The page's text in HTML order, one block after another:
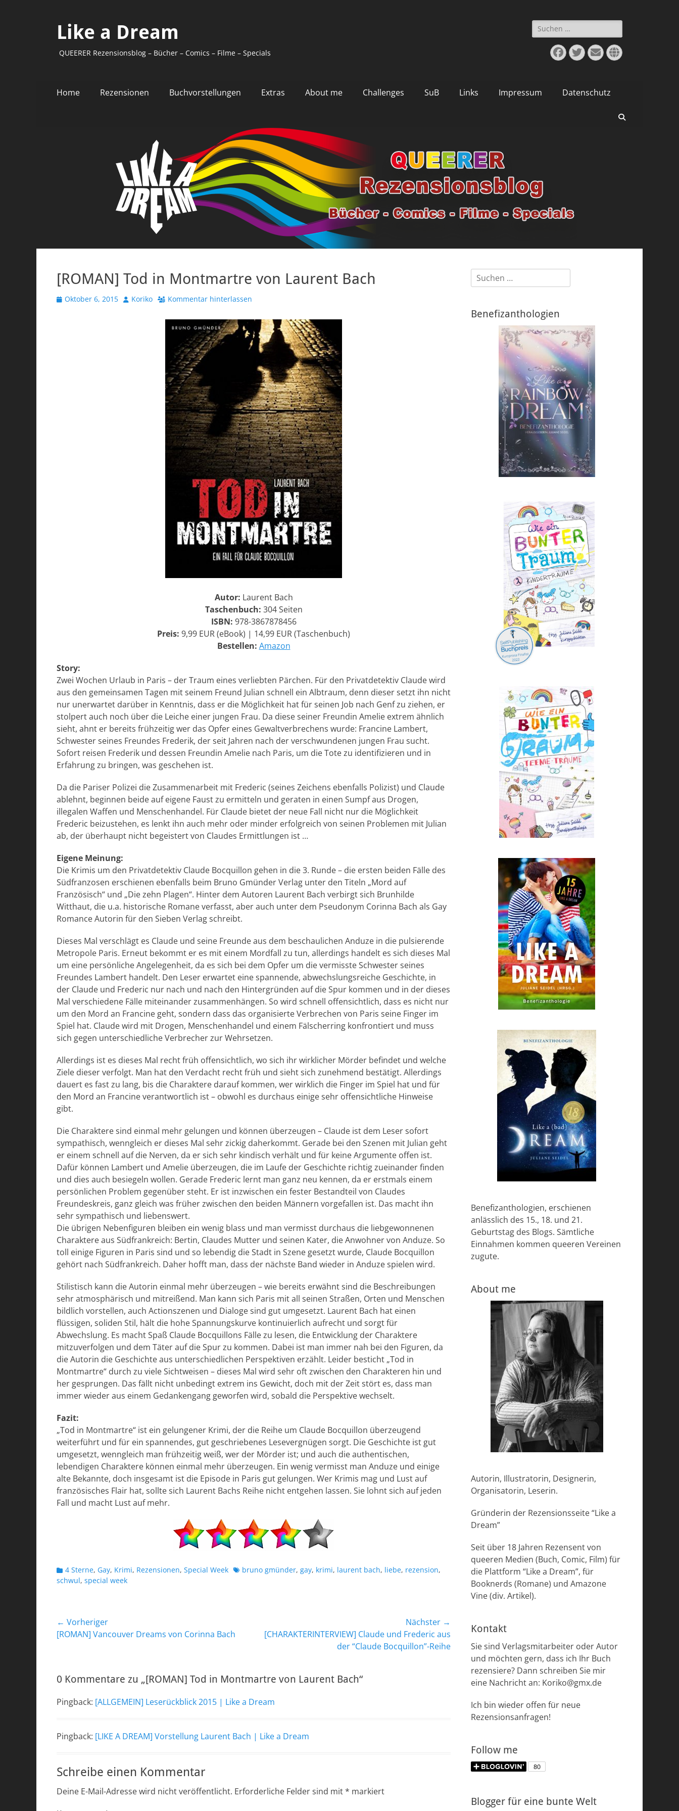
Like a Dream
QUEERER Rezensionsblog – Bücher – Comics – Filme – Specials
Suchen
nach:
Facebook
Twitter
E-
Mail
Website
Primäres
Inhalt
Home Rezensionen Buchvorstellungen Extras About me Challenges SuB Links Impressum Datenschutz
[ROMAN] Tod in Montmartre von Laurent Bach
Veröffentlicht
Oktober 6, 2015 AutorKoriko Kommentar hinterlassen
Autor: Laurent Bach
Taschenbuch: 304 Seiten
ISBN: 978-3867878456
Preis: 9,99 EUR (eBook) | 14,99 EUR (Taschenbuch)
Bestellen: Amazon
Story:
Zwei Wochen Urlaub in Paris – der Traum eines verliebten Pärchen. Für den Privatdetektiv Claude wird
aus den gemeinsamen Tagen mit seinem Freund Julian schnell ein Albtraum, denn dieser setzt ihn nicht
nur unerwartet darüber in Kenntnis, dass er die Möglichkeit hat für seinen Job nach Genf zu ziehen, er
stolpert auch noch über die Leiche einer jungen Frau. Da diese seiner Freundin Amelie extrem ähnlich
sieht, ahnt er bereits frühzeitig wer das Opfer eines Gewaltverbrechens wurde: Francine Lambert,
Schwester seines Freundes Frederik, der seit Jahren nach der verschwundenen jungen Frau sucht.
Sofort reisen Frederik und dessen Freundin Amelie nach Paris, um die Tote zu identifizieren und in
Erfahrung zu bringen, was geschehen ist.
Da die Pariser Polizei die Zusammenarbeit mit Frederic (seines Zeichens ebenfalls Polizist) und Claude
ablehnt, beginnen beide auf eigene Faust zu ermitteln und geraten in einen Sumpf aus Drogen,
illegalen Waffen und Menschenhandel. Für Claude bietet der neue Fall nicht nur die Möglichkeit
Frederic beizustehen, es lenkt ihn auch mehr oder minder erfolgreich von seinen Problemen mit Julian
ab, der überhaupt nicht begeistert von Claudes Ermittlungen ist …
Eigene Meinung:
Die Krimis um den Privatdetektiv Claude Bocquillon gehen in die 3. Runde – die ersten beiden Fälle des
Südfranzosen erschienen ebenfalls beim Bruno Gmünder Verlag unter den Titeln „Mord auf
Französisch“ und „Die zehn Plagen“. Hinter dem Autoren Laurent Bach verbirgt sich Brunhilde
Witthaut, die u.a. historische Romane verfasst, aber auch unter dem Pseudonym Corinna Bach als Gay
Romance Autorin für den Sieben Verlag schreibt.
Dieses Mal verschlägt es Claude und seine Freunde aus dem beschaulichen Anduze in die pulsierende
Metropole Paris. Erneut bekommt er es mit einem Mordfall zu tun, allerdings handelt es sich dieses Mal
um eine persönliche Angelegenheit, da es sich bei dem Opfer um die vermisste Schwester seines
Freundes Lambert handelt. Den Leser erwartet eine spannende, abwechslungsreiche Geschichte, in
der Claude und Frederic nur nach und nach den Hintergründen auf die Spur kommen und in der dieses
Mal verschiedene Fälle miteinander zusammenhängen. So wird schnell offensichtlich, dass es nicht nur
um den Mord an Francine geht, sondern dass das organisierte Verbrechen von Paris seine Finger im
Spiel hat. Claude wird mit Drogen, Menschenhandel und einem Fälscherring konfrontiert und muss
sich gegen unterschiedliche Verbrecher zur Wehrsetzen.
Allerdings ist es dieses Mal recht früh offensichtlich, wo sich ihr wirklicher Mörder befindet und welche
Ziele dieser verfolgt. Man hat den Verdacht recht früh und sieht sich zunehmend bestätigt. Allerdings
dauert es fast zu lang, bis die Charaktere darauf kommen, wer wirklich die Finger im Spiel hat und für
den Mord an Francine verantwortlich ist – obwohl es durchaus einige sehr offensichtliche Hinweise
gibt.
Die Charaktere sind einmal mehr gelungen und können überzeugen – Claude ist dem Leser sofort
sympathisch, wenngleich er dieses Mal sehr zickig daherkommt. Gerade bei den Szenen mit Julian geht
er einem schnell auf die Nerven, da er sich sehr kindisch verhält und für keine Argumente offen ist.
Dafür können Lambert und Amelie überzeugen, die im Laufe der Geschichte richtig zueinander finden
und dies auch besiegeln wollen. Gerade Frederic lernt man ganz neu kennen, da er erstmals einem
persönlichen Problem gegenüber steht. Er ist inzwischen ein fester Bestandteil von Claudes
Freundeskreis, ganz gleich was früher zwischen den beiden Männern vorgefallen ist. Das macht ihn
sehr sympathisch und liebenswert.
Die übrigen Nebenfiguren bleiben ein wenig blass und man vermisst durchaus die liebgewonnenen
Charaktere aus Südfrankreich: Bertin, Claudes Mutter und seinen Kater, die Anwohner von Anduze. So
toll einige Figuren in Paris sind und so lebendig die Stadt in Szene gesetzt wurde, Claude Bocquillon
gehört nach Südfrankreich. Daher hofft man, dass der nächste Band wieder in Anduze spielen wird.
Stilistisch kann die Autorin einmal mehr überzeugen – wie bereits erwähnt sind die Beschreibungen
sehr atmosphärisch und mitreißend. Man kann sich Paris mit all seinen Straßen, Orten und Menschen
bildlich vorstellen, auch Actionszenen und Dialoge sind gut umgesetzt. Laurent Bach hat einen
flüssigen, soliden Stil, hält die hohe Spannungskurve kontinuierlich aufrecht und sorgt für
Abwechslung. Es macht Spaß Claude Bocquillons Fälle zu lesen, die Entwicklung der Charaktere
mitzuverfolgen und dem Täter auf die Spur zu kommen. Dabei ist man immer nah bei den Figuren, da
die Autorin die Geschichte aus unterschiedlichen Perspektiven erzählt. Leider besticht „Tod in
Montmartre“ durch zu viele Sichtweisen – dieses Mal wird sehr oft zwischen den Charakteren hin und
her gesprungen. Das fällt nicht unbedingt extrem ins Gewicht, doch mit der Zeit stört es, dass man
immer wieder aus einem Gedankengang geworfen wird, sobald die Perspektive wechselt.
Fazit:
„Tod in Montmartre“ ist ein gelungener Krimi, der die Reihe um Claude Bocquillon überzeugend
weiterführt und für ein spannendes, gut geschriebenes Lesevergnügen sorgt. Die Geschichte ist gut
umgesetzt, wenngleich man frühzeitig weiß, wer der Mörder ist; und auch die authentischen,
lebendigen Charaktere können einmal mehr überzeugen. Ein wenig vermisst man Anduze und einige
alte Bekannte, doch insgesamt ist die Episode in Paris gut gelungen. Wer Krimis mag und Lust auf
französisches Flair hat, sollte sich Laurent Bachs Reihe nicht entgehen lassen. Sie lohnt sich auf jeden
Fall und macht Lust auf mehr.
Kategorien
4 Sterne, Gay, Krimi, Rezensionen, Special Week Schlagworte
bruno gmünder, gay, krimi, laurent bach, liebe, rezension,
schwul, special week
Beitragsnavigation
← Vorheriger
Vorheriger
[ROMAN] Vancouver Dreams von Corinna Bach
Nächster →
Nächster
[CHARAKTERINTERVIEW] Claude und Frederic aus
der “Claude Bocquillon”-Reihe
0 Kommentare zu „[ROMAN] Tod in Montmartre von Laurent Bach“
Pingback: [ALLGEMEIN] Leserückblick 2015 | Like a Dream
Pingback: [LIKE A DREAM] Vorstellung Laurent Bach | Like a Dream
Schreibe einen Kommentar
Deine E-Mail-Adresse wird nicht veröffentlicht. Erforderliche Felder sind mit* markiert
Suchen
nach:
Benefizanthologien
Benefizanthologien, erschienen
anlässlich des 15., 18. und 21.
Geburtstag des Blogs. Sämtliche
Einnahmen kommen queeren Vereinen
zugute.
About me
Autorin, Illustratorin, Designerin,
Organisatorin, Leserin.
Gründerin der Rezensionsseite “Like a
Dream”
Seit über 18 Jahren Rezensent von
queeren Medien (Buch, Comic, Film) für
die Plattform “Like a Dream”, für
Booknerds (Romane) und Amazone
Vine (div. Artikel).
Kontakt
Sie sind Verlagsmitarbeiter oder Autor
und möchten gern, dass ich Ihr Buch
rezensiere? Dann schreiben Sie mir
eine Nachricht an: Koriko@gmx.de
Ich bin wieder offen für neue
Rezensionsanfragen!
Follow me
Blogger für eine bunte Welt